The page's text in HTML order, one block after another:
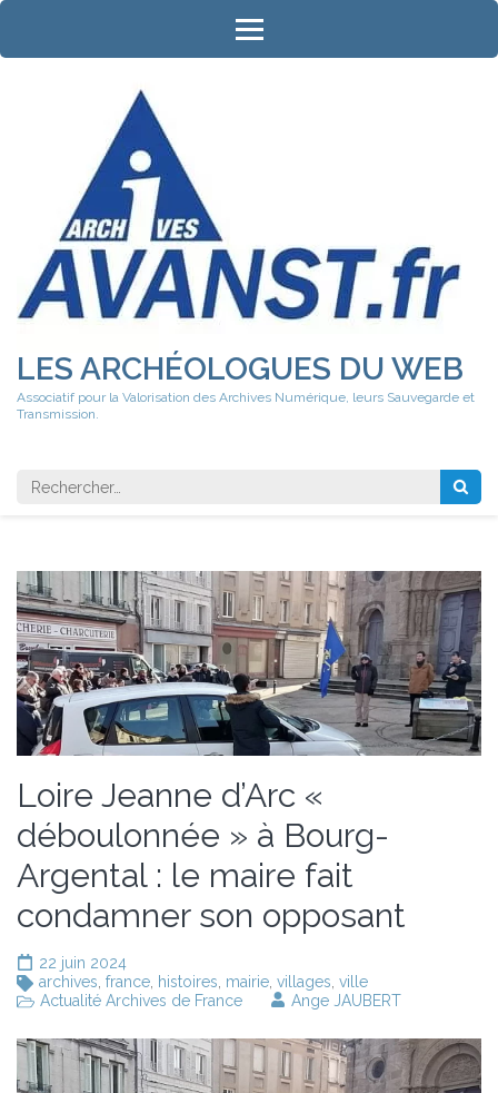
Aller
contenu
LES ARCHÉOLOGUES DU WEB
Associatif pour la Valorisation des Archives Numérique, leurs Sauvegarde et
Transmission.
Rechercher
Loire Jeanne d’Arc «
déboulonnée » à Bourg-
Argental : le maire fait
condamner son opposant
22 juin 2024
archives france histoires mairie villages ville
Actualité Archives de France
Ange JAUBERT